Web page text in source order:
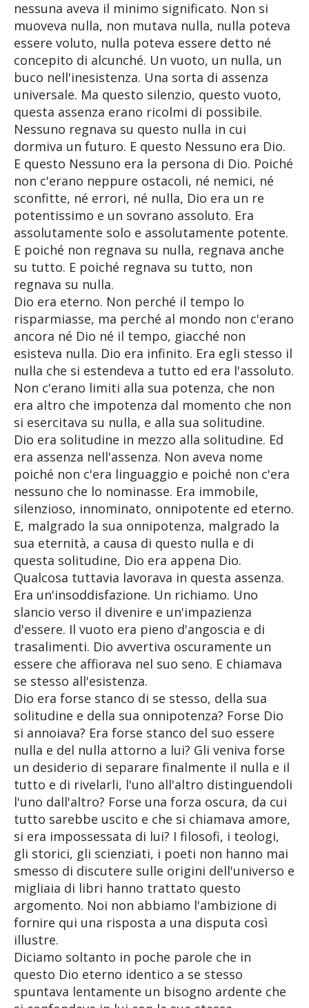
nessuna aveva il minimo significato. Non si
muoveva nulla, non mutava nulla, nulla poteva
essere voluto, nulla poteva essere detto né
concepito di alcunché. Un vuoto, un nulla, un
buco nell'inesistenza. Una sorta di assenza
universale. Ma questo silenzio, questo vuoto,
questa assenza erano ricolmi di possibile.
Nessuno regnava su questo nulla in cui
dormiva un futuro. E questo Nessuno era Dio.
E questo Nessuno era la persona di Dio. Poiché
non c'erano neppure ostacoli, né nemici, né
sconfitte, né errori, né nulla, Dio era un re
potentissimo e un sovrano assoluto. Era
assolutamente solo e assolutamente potente.
E poiché non regnava su nulla, regnava anche
su tutto. E poiché regnava su tutto, non
regnava su nulla.
Dio era eterno. Non perché il tempo lo
risparmiasse, ma perché al mondo non c'erano
ancora né Dio né il tempo, giacché non
esisteva nulla. Dio era infinito. Era egli stesso il
nulla che si estendeva a tutto ed era l'assoluto.
Non c'erano limiti alla sua potenza, che non
era altro che impotenza dal momento che non
si esercitava su nulla, e alla sua solitudine.
Dio era solitudine in mezzo alla solitudine. Ed
era assenza nell'assenza. Non aveva nome
poiché non c'era linguaggio e poiché non c'era
nessuno che lo nominasse. Era immobile,
silenzioso, innominato, onnipotente ed eterno.
E, malgrado la sua onnipotenza, malgrado la
sua eternità, a causa di questo nulla e di
questa solitudine, Dio era appena Dio.
Qualcosa tuttavia lavorava in questa assenza.
Era un'insoddisfazione. Un richiamo. Uno
slancio verso il divenire e un'impazienza
d'essere. Il vuoto era pieno d'angoscia e di
trasalimenti. Dio avvertiva oscuramente un
essere che affiorava nel suo seno. E chiamava
se stesso all'esistenza.
Dio era forse stanco di se stesso, della sua
solitudine e della sua onnipotenza? Forse Dio
si annoiava? Era forse stanco del suo essere
nulla e del nulla attorno a lui? Gli veniva forse
un desiderio di separare finalmente il nulla e il
tutto e di rivelarli, l'uno all'altro distinguendoli
l'uno dall'altro? Forse una forza oscura, da cui
tutto sarebbe uscito e che si chiamava amore,
si era impossessata di lui? I filosofi, i teologi,
gli storici, gli scienziati, i poeti non hanno mai
smesso di discutere sulle origini dell'universo e
migliaia di libri hanno trattato questo
argomento. Noi non abbiamo l'ambizione di
fornire qui una risposta a una disputa così
illustre.
Diciamo soltanto in poche parole che in
questo Dio eterno identico a se stesso
spuntava lentamente un bisogno ardente che